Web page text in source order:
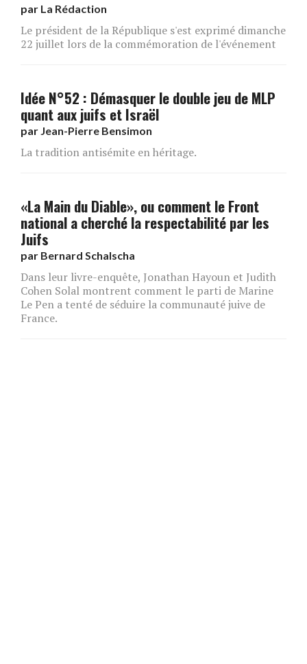
par La Rédaction
Le président de la République s'est exprimé dimanche
22 juillet lors de la commémoration de l'événement
Idée N°52 : Démasquer le double jeu de MLP
quant aux juifs et Israël
par Jean-Pierre Bensimon
La tradition antisémite en héritage.
«La Main du Diable», ou comment le Front
national a cherché la respectabilité par les
Juifs
par Bernard Schalscha
Dans leur livre-enquête, Jonathan Hayoun et Judith
Cohen Solal montrent comment le parti de Marine
Le Pen a tenté de séduire la communauté juive de
France.